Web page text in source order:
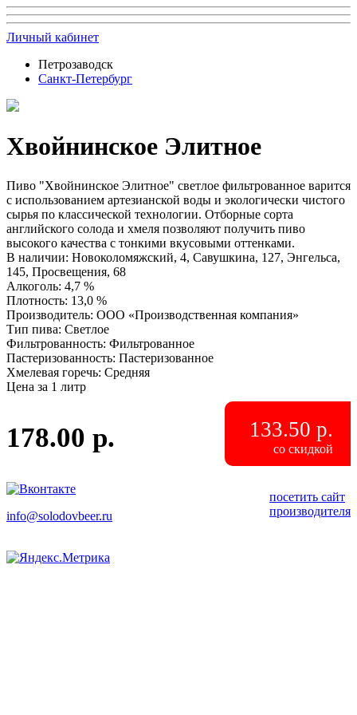
Личный кабинет
Петрозаводск
Санкт-Петербург
Хвойнинское Элитное
Пиво "Хвойнинское Элитное" светлое фильтрованное варится
с использованием артезианской воды и экологически чистого
сырья по классической технологии. Отборные сорта
английского солода и хмеля позволяют получить пиво
высокого качества с тонкими вкусовыми оттенками.
В наличии: Новоколомяжский, 4, Савушкина, 127, Энгельса,
145, Просвещения, 68
Алкоголь: 4,7 %
Плотность: 13,0 %
Производитель: ООО «Производственная компания»
Тип пива: Светлое
Фильтрованность: Фильтрованное
Пастеризованность: Пастеризованное
Хмелевая горечь: Средняя
Цена за 1 литр
178.00 р. 133.50 р.
со скидкой
посетить сайт
производителя
info@solodovbeer.ru